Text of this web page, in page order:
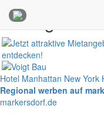
Anzeigen
Hotel Manhattan New York
Regional werben auf
markersdorf.de